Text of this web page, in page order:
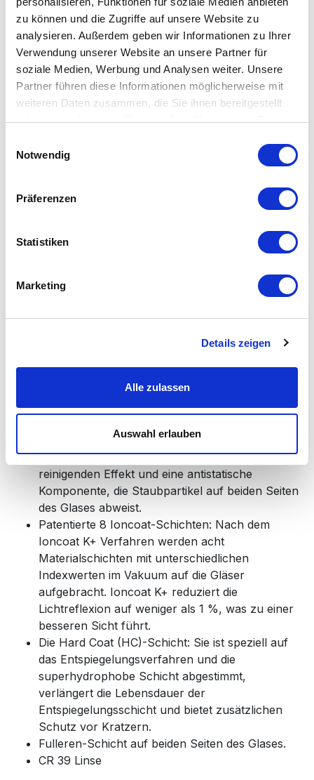
zu können und die Zugriffe auf unsere Website zu
analysieren. Außerdem geben wir Informationen zu Ihrer
Verwendung unserer Website an unsere Partner für
soziale Medien, Werbung und Analysen weiter. Unsere
Partner führen diese Informationen möglicherweise mit
weiteren Daten zusammen, die Sie ihnen bereitgestellt
haben oder die sie im Rahmen Ihrer Nutzung der Dienste
Notwendig
Präferenzen
Statistiken
Marketing
Details zeigen
Alle zulassen
Auswahl erlauben
Wandelt UV- und hochenergetisches blaues Licht
in grüne, gelbe, orange und rote sichtbare
Lichtspektren um;
Wandelt blaues LED-Licht in augenfreundliches
Licht um (was zu Entspannung führt)
Nach der Umwandlung werden UV- und
hochenergetisches blaues Licht entsprechend
der natürlichen Empfindlichkeit der Augen
Ermöglicht schärferes Sehen;
EEG-Signale);
Reguliert die neuroendokrinologischen Vorgänge;
erhöht das Serotonin und reguliert das Verhältnis
zwischen Serotonin und Melatonin (was
Beeinflusst die Körperuhr - den zirkadianen
Rhythmus (reguliert Blutdruck und Temperatur);
Außerdem ist die Hyperlight Brille mit den
hochwertigsten Beschichtungen ausgestattet:
Die Schutzschicht ist auf beiden Seiten der Linse
angebracht.
Widerstand gegen Kratzer und verlängert die
Lebensdauer der Linse. Sie hat einen leicht zu
reinigenden Effekt und eine antistatische
Komponente, die Staubpartikel auf beiden Seiten
des Glases abweist.
Patentierte 8 Ioncoat-Schichten: Nach dem
Ioncoat K+ Verfahren werden acht
Materialschichten mit unterschiedlichen
Indexwerten im Vakuum auf die Gläser
aufgebracht. Ioncoat K+ reduziert die
Lichtreflexion auf weniger als 1 %, was zu einer
besseren Sicht führt.
Die Hard Coat (HC)-Schicht: Sie ist speziell auf
das Entspiegelungsverfahren und die
superhydrophobe Schicht abgestimmt,
verlängert die Lebensdauer der
Entspiegelungsschicht und bietet zusätzlichen
Schutz vor Kratzern.
Fulleren-Schicht auf beiden Seiten des Glases.
CR 39 Linse